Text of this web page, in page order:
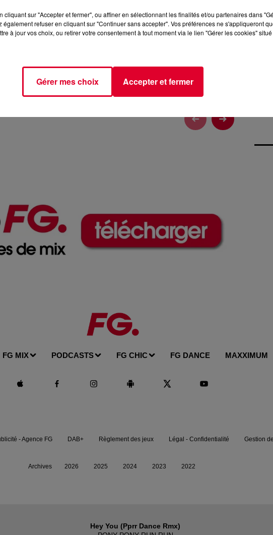
house et de découverte électronique
MIX :
FG MIX PODCASTS FG CHIC FG DANCE MAXXIMUM
Hey You (pprr Dance Rmx)
- Agence FG DAB+ Règlement des jeux Légal - Confidentialité Gestion
Archives 2026 2025 2024 2023 2022
cliquant sur "Accepter et fermer", ou affiner en sélectionnant les finalités et/ou partenaires dans
également refuser en cliquant sur "Continuer sans accepter". Vos préférences ne s'appliqueront
à jour vos choix, ou retirer votre consentement à tout moment via le lien "Gérer les cookies"
Gérer mes choix Accepter et fermer